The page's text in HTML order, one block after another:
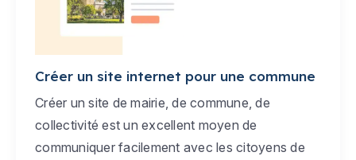
Créer un site internet pour une commune
Créer un site de mairie, de commune, de
collectivité est un excellent moyen de
communiquer facilement avec les citoyens de